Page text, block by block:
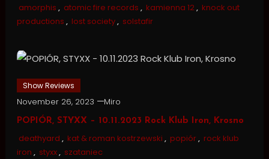
amorphis , atomic fire records , kamienna 12, knock out
productions , lost society, solstafir
Show Reviews
November 26, 2023 Miro
POPIÓR, STYXX – 10.11.2023 Rock Klub Iron, Krosno
deathyard , kat & roman kostrzewski , popiór, rock klub
iron , styxx, szataniec